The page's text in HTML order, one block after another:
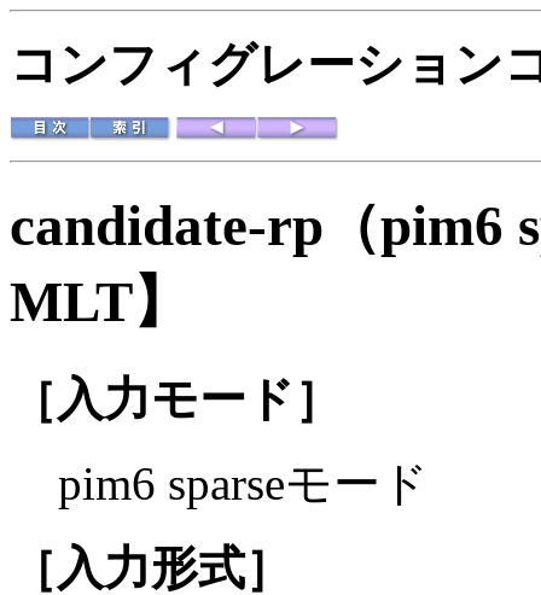
コンフィグレーション
candidate-rp（pim6
MLT】
［入力モード］
pim6 sparseモード
［入力形式］